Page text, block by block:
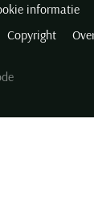
informatie
Copyright